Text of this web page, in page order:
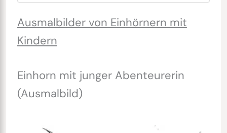
Ausmalbilder von Einhörnern mit
Kindern
Einhorn mit junger Abenteurerin
(Ausmalbild)